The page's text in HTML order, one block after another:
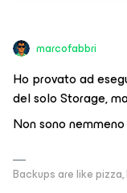
marcofabbri
Ho provato ad
del solo Storage,
Non sono
Backups are like